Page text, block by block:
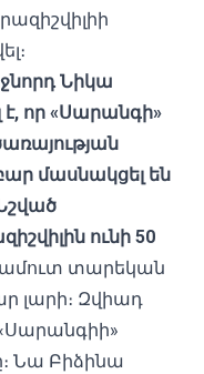
Նիկա
որ «Սարանգի»
մասնակցել են
ունի 50
տարեկան
լարի։ Զվիադ
Նա Բիձինա